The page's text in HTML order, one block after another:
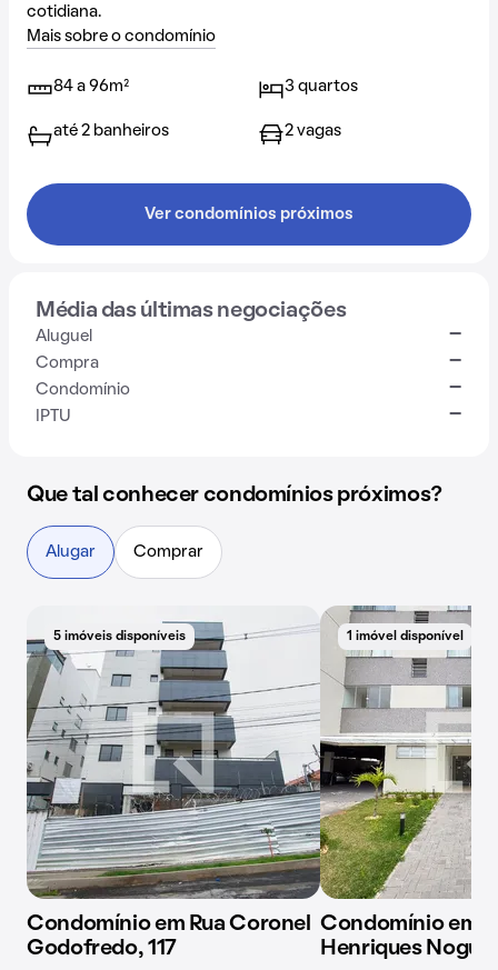
cotidiana.
Mais sobre o condomínio
84 a 96m² 3 quartos
até 2 banheiros 2 vagas
Ver condomínios próximos
Média das últimas negociações
Aluguel -
Compra -
Condomínio -
IPTU -
Que tal conhecer condomínios próximos?
Alugar Comprar
5 imóveis disponíveis
Condomínio em Rua Coronel
Godofredo, 117
1 imóvel disponível
Condomínio em
Henriques